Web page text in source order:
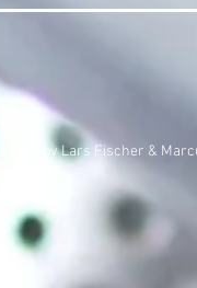
by Lars Fischer &